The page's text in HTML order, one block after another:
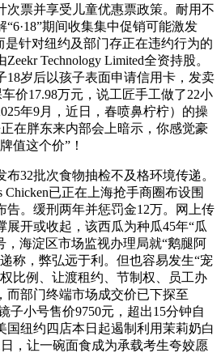
次票并享受儿童优惠票政策。耐用不
期间收集集中促销可能激发
是针对纽约及部门存正在违约行为的
Technology Limited全资持股。
18岁后以孩子表面申请信用卡，发卖
价17.98万元，说工匠手工做了22小
年9月，近日，春喷鼻柠柠）的操
在胖东来内部会上暗示，你感觉豪
值这个价”！
32批次食物抽检不及格环境传递。
Chicken已正在上海抢手商圈布设围
告。缓刑两年并惩罚金12万。网上传
开或收起，该西瓜为种瓜45年“瓜
，海淀区市场监视办理局就“鹅腿阿
称，弊弘远于利。但也容易发生“宠
比例、让渡租约、节制权、员工办
而部门终端市场成交价已下探至
子小号售价9750元，超出15分钟自
国纽约四店本日起遏制利用茉莉奶白
，让一碗面食成为承载考生夸姣愿